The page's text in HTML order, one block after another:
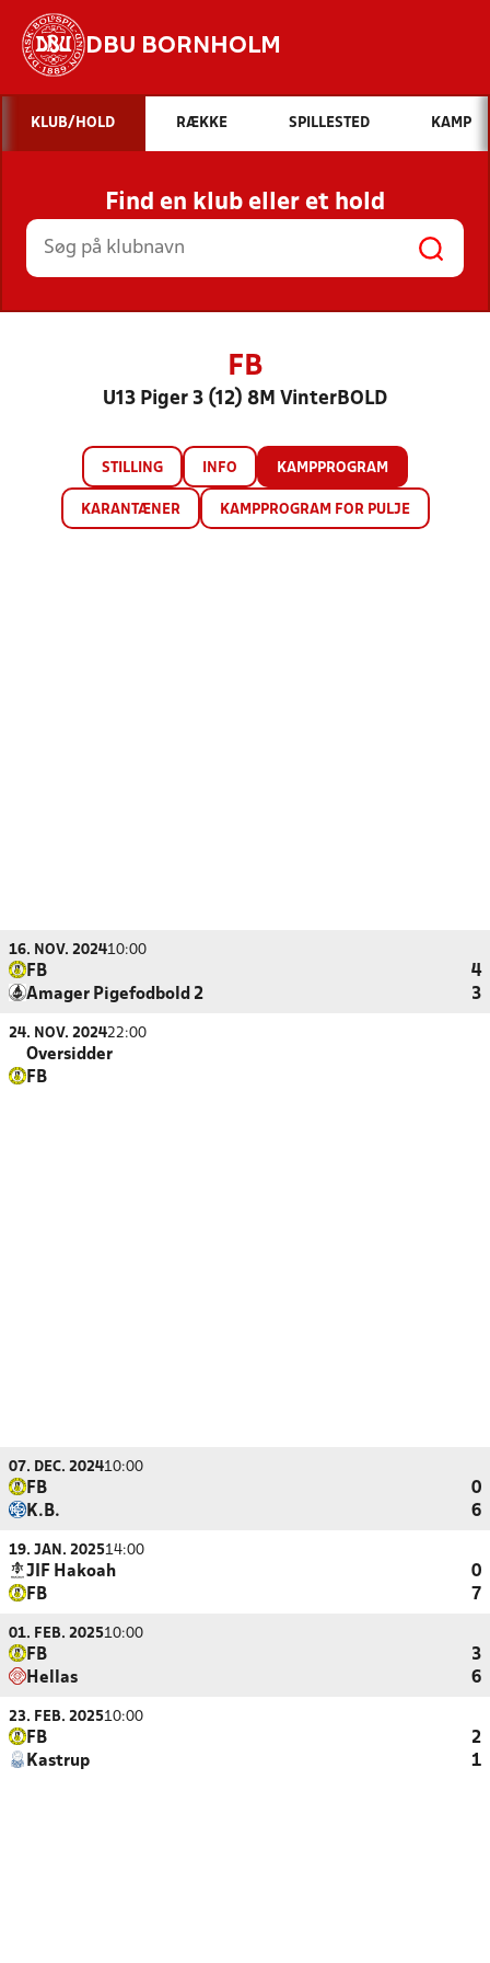
DBU BORNHOLM
Hvad vil du søge efter?
INDHOLD OG NYHEDER
STILLINGER, RESULTATER, KLUBBER OG
HOLD
KLUB/HOLD RÆKKE SPILLESTED KAMP
Find en klub eller et hold
FB
U13 Piger 3 (12) 8M VinterBOLD
STILLING INFO KAMPPROGRAM
KARANTÆNER KAMPPROGRAM FOR PULJE
16. NOV. 202410:00
FB
4
Amager Pigefodbold 2
3
24. NOV. 202422:00
Oversidder
FB
07. DEC. 202410:00
FB
0
K.B.
6
19. JAN. 202514:00
JIF Hakoah
0
FB
7
01. FEB. 202510:00
FB
3
Hellas
6
23. FEB. 202510:00
FB
2
Kastrup
1